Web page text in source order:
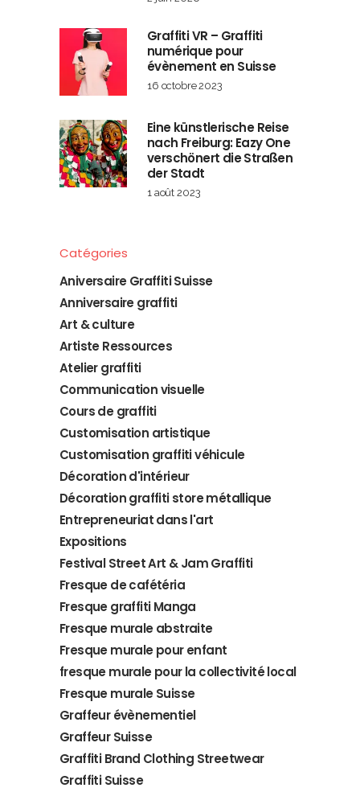
Graffiti VR – Graffiti
numérique pour
évènement en Suisse
16 octobre 2023
Eine künstlerische Reise
nach Freiburg: Eazy One
verschönert die Straßen
der Stadt
1 août 2023
Catégories
Aniversaire Graffiti Suisse
Anniversaire graffiti
Art & culture
Artiste Ressources
Atelier graffiti
Communication visuelle
Cours de graffiti
Customisation artistique
Customisation graffiti véhicule
Décoration d'intérieur
Décoration graffiti store métallique
Entrepreneuriat dans l'art
Expositions
Festival Street Art & Jam Graffiti
Fresque de cafétéria
Fresque graffiti Manga
Fresque murale abstraite
Fresque murale pour enfant
fresque murale pour la collectivité local
Fresque murale Suisse
Graffeur évènementiel
Graffeur Suisse
Graffiti Brand Clothing Streetwear
Graffiti Suisse